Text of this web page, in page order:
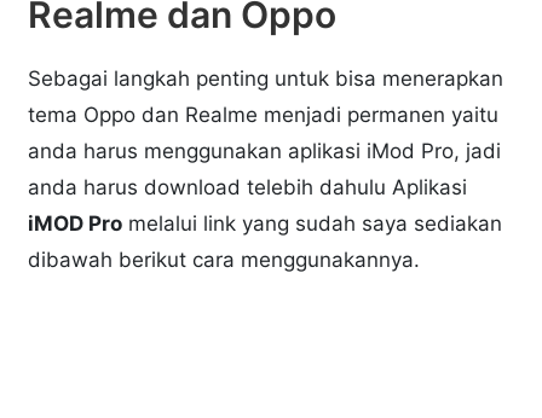
Realme dan Oppo
Sebagai langkah penting untuk bisa menerapkan
tema Oppo dan Realme menjadi permanen yaitu
anda harus menggunakan aplikasi iMod Pro, jadi
anda harus download telebih dahulu Aplikasi
iMOD Pro melalui link yang sudah saya sediakan
dibawah berikut cara menggunakannya.